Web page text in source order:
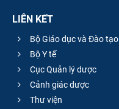
LIÊN KẾT
Bộ Giáo dục và Đào tạo
Bộ Y tế
Cục Quản lý dược
Cảnh giác dược
Thư viện